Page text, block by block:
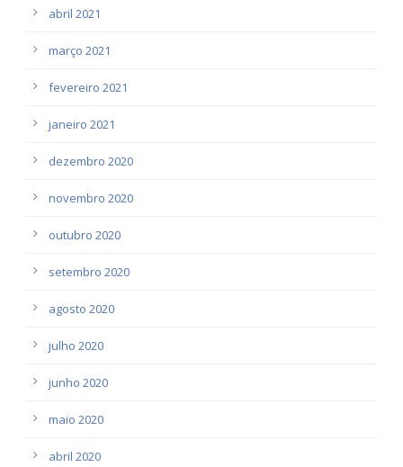
abril 2021
março 2021
fevereiro 2021
janeiro 2021
dezembro 2020
novembro 2020
outubro 2020
setembro 2020
agosto 2020
julho 2020
junho 2020
maio 2020
abril 2020